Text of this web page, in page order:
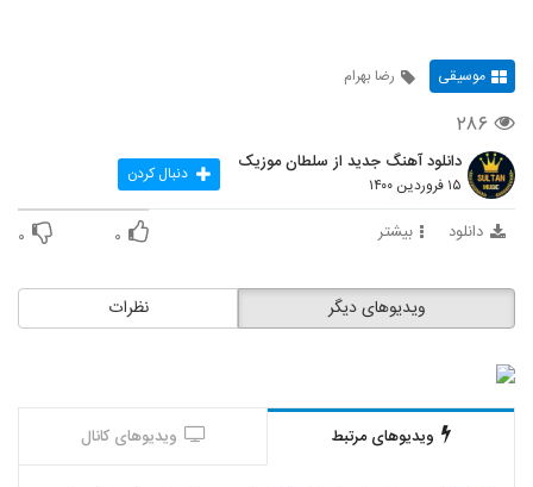
موسیقی رضا بهرام
۲۸۶
دانلود آهنگ جدید از سلطان موزیک
۱۵ فروردین ۱۴۰۰ دنبال کردن
دانلود بیشتر ۰ ۰
نظرات ویدیوهای دیگر
ویدیوهای مرتبط ویدیوهای کانال